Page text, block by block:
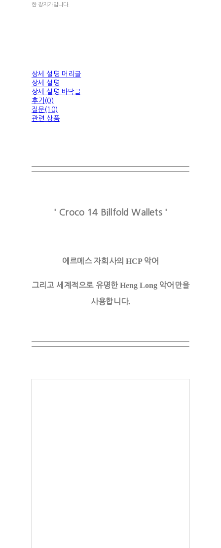
한 장지가입니다.
상세 설명 머리글
상세 설명
상세 설명 바닥글
후기(0)
질문(10)
관련 상품
' Croco 14 Billfold Wallets '
에르메스 자회사의HCP 악어
그리고 세계적으로 유명한Heng Long 악어만을
사용합니다.